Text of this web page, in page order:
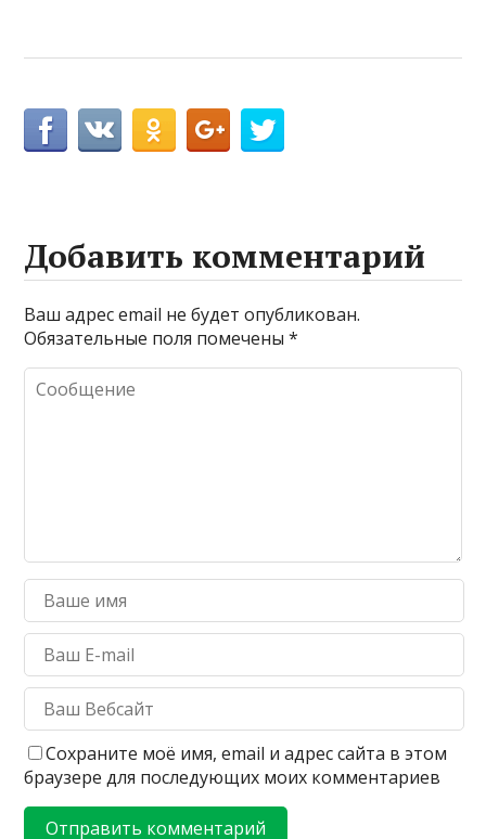
Добавить комментарий
Ваш адрес email не будет опубликован.
Обязательные поля помечены*
Сохраните моё имя, email и адрес сайта в этом
браузере для последующих моих комментариев